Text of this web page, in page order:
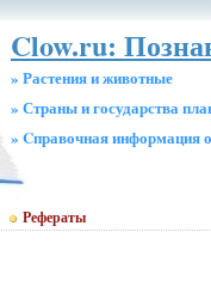
Clow.ru:
» Растения и животные
» Страны и государства
» Cправочная информация
Рефераты